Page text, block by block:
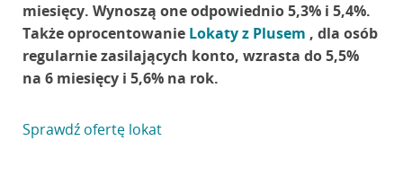
miesięcy. Wynoszą one odpowiednio 5,3% i 5,4%.
Także oprocentowanie Lokaty z Plusem , dla osób
regularnie zasilających konto, wzrasta do 5,5%
na 6 miesięcy i 5,6% na rok.
Sprawdź ofertę lokat